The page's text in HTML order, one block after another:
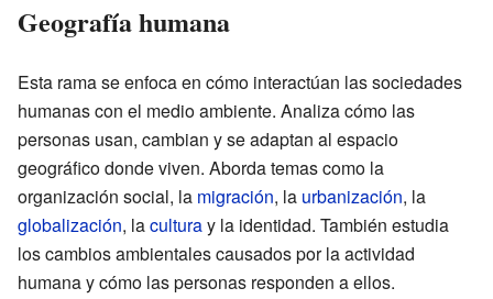
Geografía humana
Esta rama se enfoca en cómo interactúan las sociedades
humanas con el medio ambiente. Analiza cómo las
personas usan, cambian y se adaptan al espacio
geográfico donde viven. Aborda temas como la
organización social, la migración, la urbanización, la
globalización, laculturay la identidad. También estudia
los cambios ambientales causados por la actividad
humana y cómo las personas responden a ellos.